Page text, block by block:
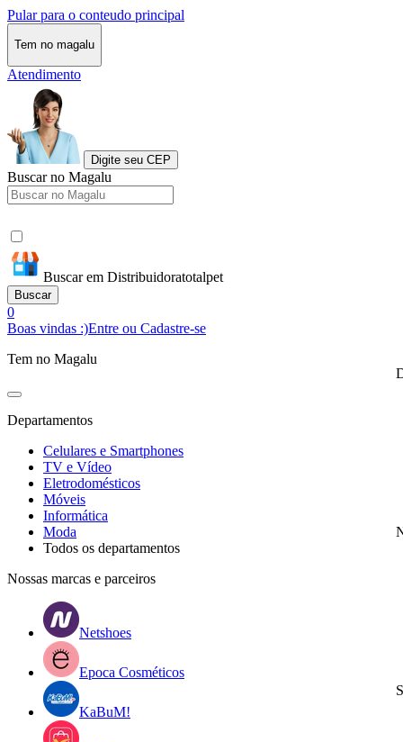
Pular para o conteudo principal
Tem no magalu
Atendimento
Digite seu CEP
Buscar no Magalu
Buscar em Distribuidoratotalpet
Buscar
0
Boas vindas :)Entre ou Cadastre-se
Tem no Magalu
Departamentos
Celulares e Smartphones
TV e Vídeo
Eletrodomésticos
Móveis
Informática
Moda
Todos os departamentos
Nossas marcas e parceiros
Netshoes
Epoca Cosméticos
KaBuM!